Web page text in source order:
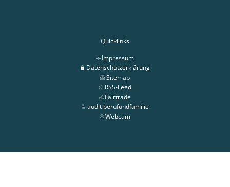
Quicklinks
Impressum
Datenschutzerklärung
Sitemap
RSS-Feed
Fairtrade
audit berufundfamilie
Webcam